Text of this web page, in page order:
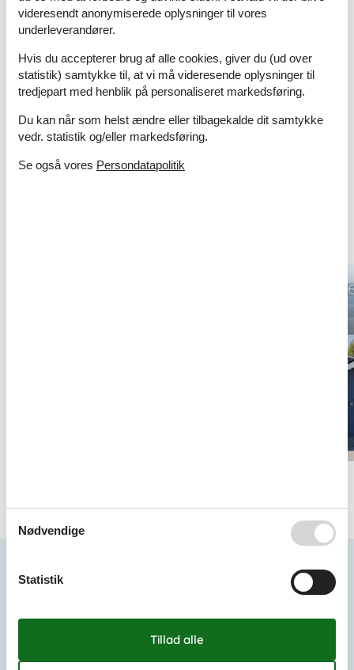
helt okay
Book dit sommerhus nu
Book dit sommerhus nu og få en fantastisk ferie
med både oplevelser og afslapning.
Sommerhus til
Sommerhus Nordfyn privat weekend
videresendt anonymiserede oplysninger til vores
underleverandører.
Hvis du accepterer brug af alle cookies, giver du (ud over
statistik) samtykke til, at vi må videresende oplysninger til
tredjepart med henblik på personaliseret markedsføring.
Du kan når som helst ændre eller tilbagekalde dit samtykke
vedr. statistik og/eller markedsføring.
Se også vores Persondatapolitik
Nødvendige
Statistik